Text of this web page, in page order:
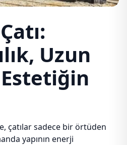
Uzun
çatılar sadece bir örtüden
yapının enerji